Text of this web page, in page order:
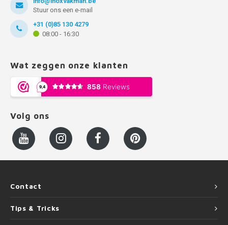
Stuur ons een e-mail
+31 (0)85 130 4279
08:00 - 16:30
Wat zeggen onze klanten
Volg ons
Contact
Tips & Tricks